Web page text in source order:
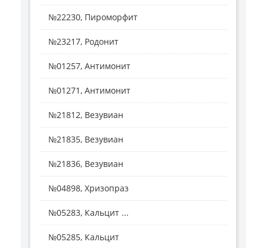
№22230, Пироморфит
№23217, Родонит
№01257, Антимонит
№01271, Антимонит
№21812, Везувиан
№21835, Везувиан
№21836, Везувиан
№04898, Хризопраз
№05283, Кальцит ...
№05285, Кальцит